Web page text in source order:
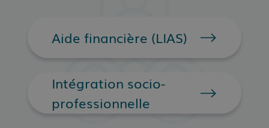
Aide financière (LIAS)
Intégration socio-
professionnelle